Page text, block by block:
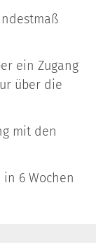
ein Zugang
über die
mit den
6 Wochen